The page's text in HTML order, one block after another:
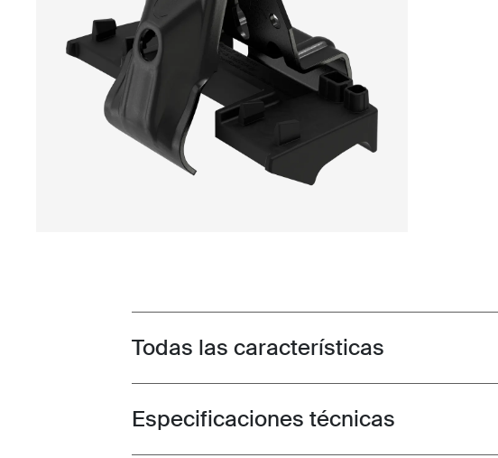
Toggle features
Todas las características
Toggle techspec
Especificaciones técnicas